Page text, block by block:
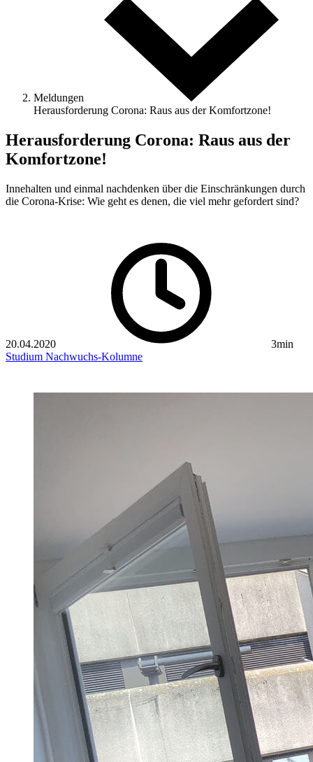
Meldungen
Herausforderung Corona: Raus aus der Komfortzone!
Herausforderung Corona: Raus aus der
Komfortzone!
Innehalten und einmal nachdenken über die Einschränkungen durch
die Corona-Krise: Wie geht es denen, die viel mehr gefordert sind?
20.04.2020
3min
Studium Nachwuchs-Kolumne